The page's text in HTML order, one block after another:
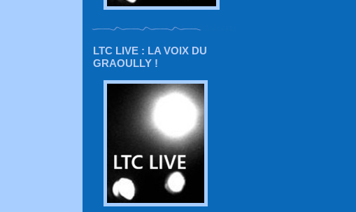
LTC LIVE : LA VOIX DU
GRAOULLY !